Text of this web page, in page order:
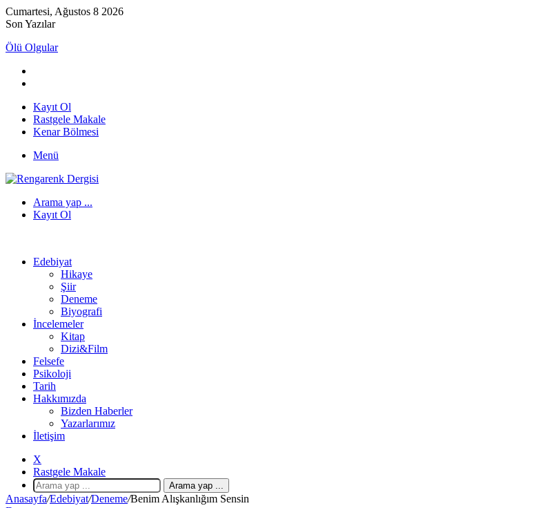
Cumartesi, Ağustos 8 2026
Son Yazılar
Ölü Olgular
Kayıt Ol
Rastgele Makale
Kenar Bölmesi
Menü
Arama yap ...
Kayıt Ol
Edebiyat
Hikaye
Şiir
Deneme
Biyografi
İncelemeler
Kitap
Dizi&Film
Felsefe
Psikoloji
Tarih
Hakkımızda
Bizden Haberler
Yazarlarımız
İletişim
X
Rastgele Makale
Arama yap ...
Anasayfa/Edebiyat/Deneme/Benim Alışkanlığım Sensin